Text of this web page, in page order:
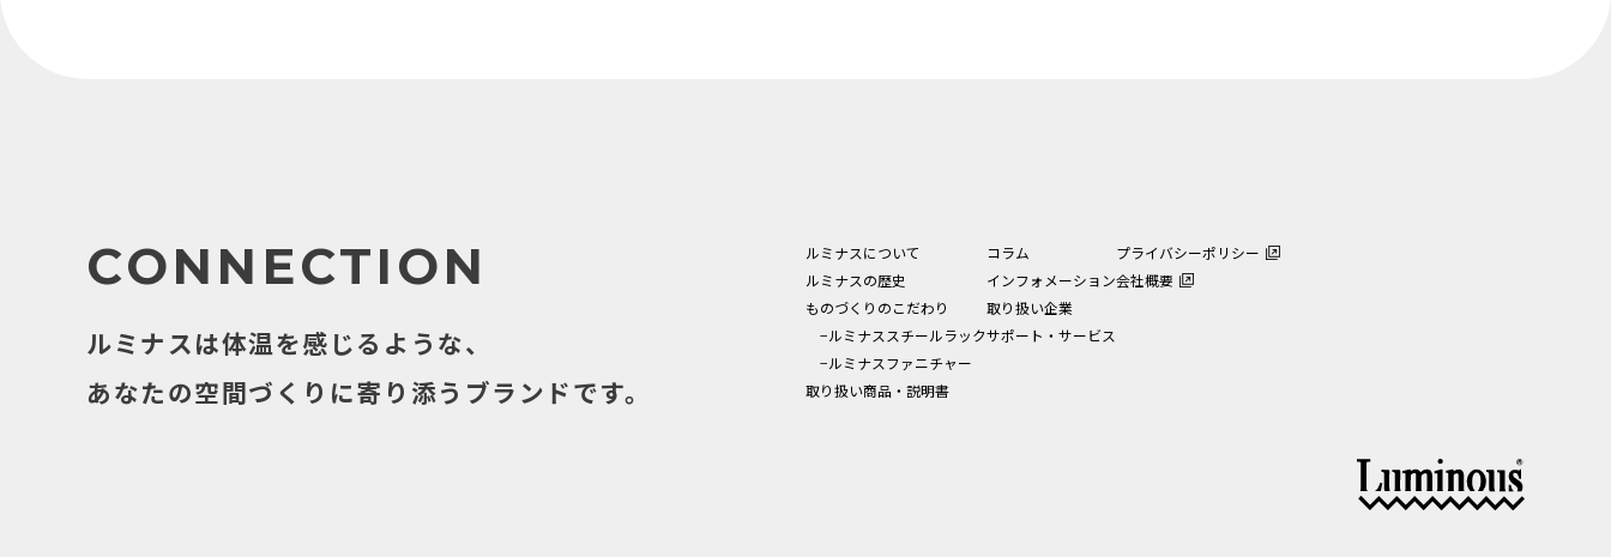
ルミナスについて
ルミナスの歴史
ものづくりのこだわり
−ルミナススチールラック
−ルミナスファニチャー
取り扱い商品・説明書
コラム
インフォメーション
取り扱い企業
サポート・サービス
プライバシーポリシー
会社概要
CONNECTION
ルミナスは体温を感じるような、
あなたの空間づくりに寄り添うブランドです。